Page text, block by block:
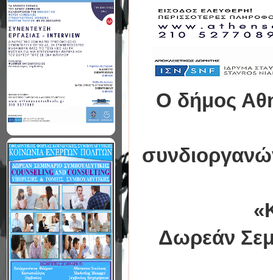
Ο δήμος
Δωρεάν